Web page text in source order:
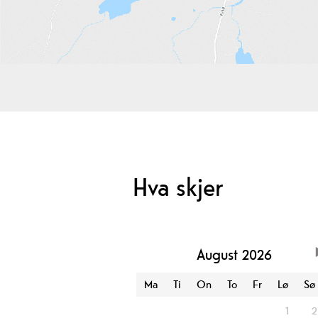
Hva skjer
August 2026
Ma Ti On To Fr Lø Sø
1 2